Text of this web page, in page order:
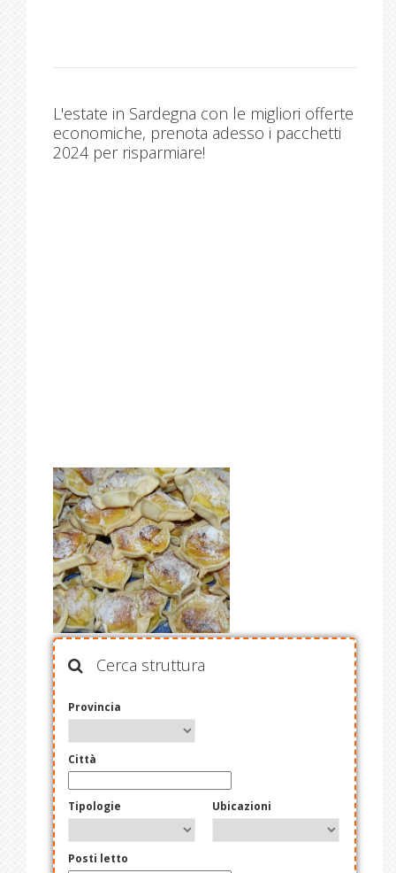
L'estate in Sardegna con le migliori offerte
economiche, prenota adesso i pacchetti
2024 per risparmiare!
Cerca struttura
Provincia
Città
Tipologie Ubicazioni
Posti letto